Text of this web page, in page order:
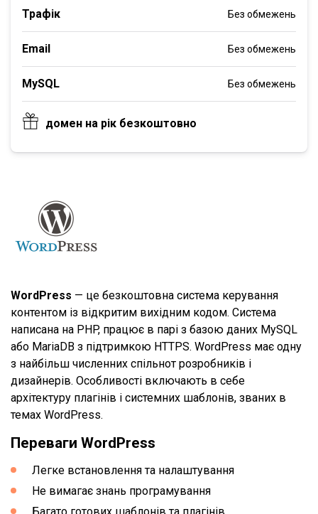
Трафік Без обмежень
Email Без обмежень
MySQL Без обмежень
домен на рік безкоштовно
WordPress — це безкоштовна система керування
контентом із відкритим вихідним кодом. Система
написана на PHP, працює в парі з базою даних MySQL
або MariaDB з підтримкою HTTPS. WordPress має одну
з найбільш численних спільнот розробників і
дизайнерів. Особливості включають в себе
архітектуру плагінів і системних шаблонів, званих в
темах WordPress.
Переваги WordPress
Легке встановлення та налаштування
Не вимагає знань програмування